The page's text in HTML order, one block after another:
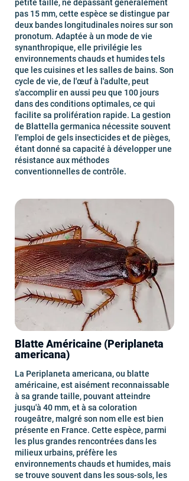
petite taille, ne dépassant généralement
pas 15 mm, cette espèce se distingue par
deux bandes longitudinales noires sur son
pronotum. Adaptée à un mode de vie
synanthropique, elle privilégie les
environnements chauds et humides tels
que les cuisines et les salles de bains. Son
cycle de vie, de l'œuf à l'adulte, peut
s'accomplir en aussi peu que 100 jours
dans des conditions optimales, ce qui
facilite sa prolifération rapide. La gestion
de Blattella germanica nécessite souvent
l'emploi de gels insecticides et de pièges,
étant donné sa capacité à développer une
résistance aux méthodes
conventionnelles de contrôle.
Blatte Américaine (Periplaneta
americana)
La Periplaneta americana, ou blatte
américaine, est aisément reconnaissable
à sa grande taille, pouvant atteindre
jusqu'à 40 mm, et à sa coloration
rougeâtre, malgré son nom elle est bien
présente en France. Cette espèce, parmi
les plus grandes rencontrées dans les
milieux urbains, préfère les
environnements chauds et humides, mais
se trouve souvent dans les sous-sols, les